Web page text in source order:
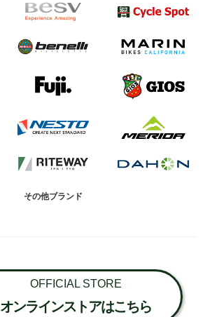
その他ブランド
OFFICIAL STORE
オンラインストアはこちら